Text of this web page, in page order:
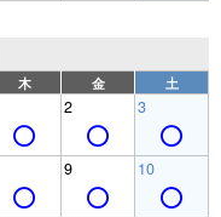
木 金 土
2 3
9 10